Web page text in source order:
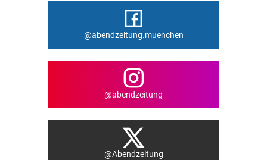
@abendzeitung.muenchen
@abendzeitung
@Abendzeitung